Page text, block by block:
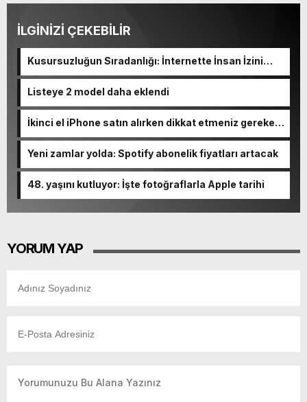
İLGİNİZİ ÇEKEBİLİR
Kusursuzluğun Sıradanlığı: İnternette İnsan İzini
Listeye 2 model daha eklendi
İkinci el iPhone satın alırken dikkat etmeniz gereken
Yeni zamlar yolda: Spotify abonelik fiyatları artacak
48. yaşını kutluyor: İşte fotoğraflarla Apple tarihi
YORUM YAP